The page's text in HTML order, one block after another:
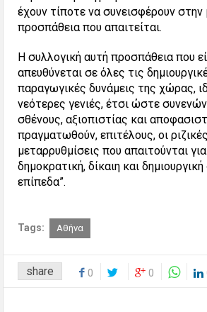
έχουν τίποτε να συνεισφέρουν στην
προσπάθεια που απαιτείται.
Η συλλογική αυτή προσπάθεια που
απευθύνεται σε όλες τις
παραγωγικές δυνάμεις της χώρας,
νεότερες γενιές, έτσι ώστε
σθένους, αξιοπιστίας και
πραγματωθούν, επιτέλους, οι
μεταρρυθμίσεις που απαιτούνται
δημοκρατική, δίκαιη και
επίπεδα”.
Tags: Αθήνα
share 0 0